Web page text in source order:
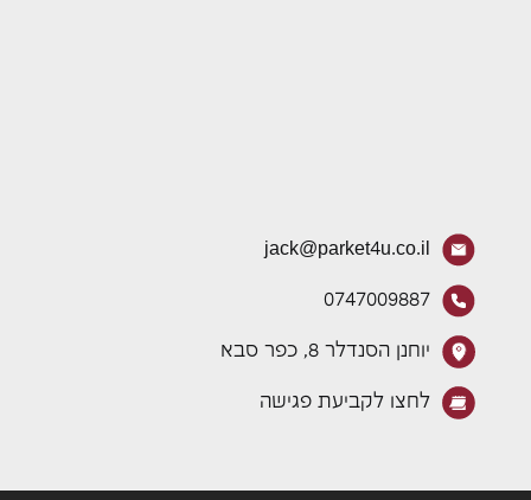
jack@parket4u.co.il
0747009887
יוחנן הסנדלר 8, כפר סבא
לחצו לקביעת פגישה